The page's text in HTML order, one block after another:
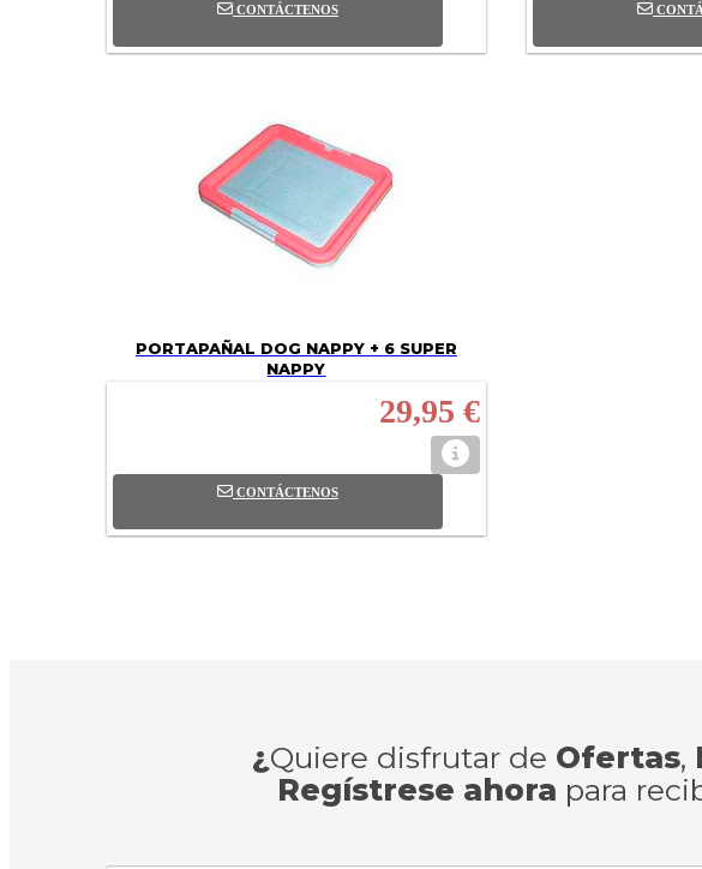
CONTÁCTENOS
PORTAPAÑAL DOG NAPPY + 6 SUPER
NAPPY
29,95 €
CONTÁCTENOS
¿Quiere disfrutar de Ofertas,
Regístrese ahora para